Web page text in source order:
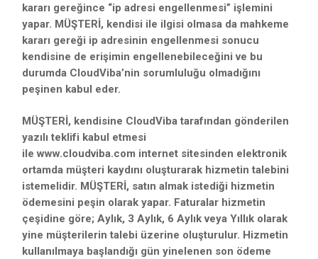
kararı gereğince “ip adresi engellenmesi” işlemini
yapar. MÜŞTERİ, kendisi ile ilgisi olmasa da mahkeme
kararı gereği ip adresinin engellenmesi sonucu
kendisine de erişimin engellenebileceğini ve bu
durumda CloudViba’nin sorumluluğu olmadığını
peşinen kabul eder.
MÜŞTERİ, kendisine CloudViba tarafından gönderilen
yazılı teklifi kabul etmesi
ile www.cloudviba.com internet sitesinden elektronik
ortamda müşteri kaydını oluşturarak hizmetin talebini
istemelidir. MÜŞTERİ, satın almak istediği hizmetin
ödemesini peşin olarak yapar. Faturalar hizmetin
çeşidine göre; Aylık, 3 Aylık, 6 Aylık veya Yıllık olarak
yine müşterilerin talebi üzerine oluşturulur. Hizmetin
kullanılmaya başlandığı gün yinelenen son ödeme